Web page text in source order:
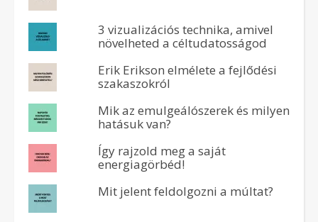
3 vizualizációs technika, amivel
növelheted a céltudatosságod
Erik Erikson elmélete a fejlődési
szakaszokról
Mik az emulgeálószerek és milyen
hatásuk van?
Így rajzold meg a saját
energiagörbéd!
Mit jelent feldolgozni a múltat?